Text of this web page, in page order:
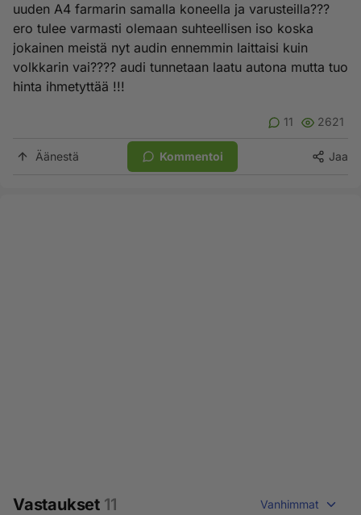
uuden A4 farmarin samalla koneella ja varusteilla???
ero tulee varmasti olemaan suhteellisen iso koska
jokainen meistä nyt audin ennemmin laittaisi kuin
volkkarin vai???? audi tunnetaan laatu autona mutta tuo
hinta ihmetyttää !!!
11 2621
Äänestä Kommentoi Jaa
Vastaukset 11 Vanhimmat